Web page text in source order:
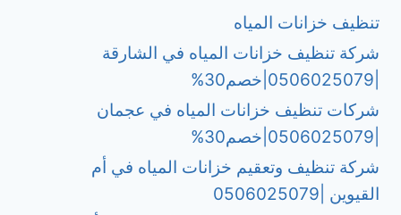
تنظيف خزانات المياه
شركة تنظيف خزانات المياه في الشارقة
شركات تنظيف خزانات المياه في عجمان
شركة تنظيف وتعقيم خزانات المياه في أم
القيوين |0506025079